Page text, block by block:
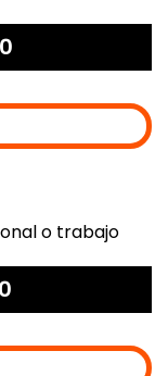
o trabajo